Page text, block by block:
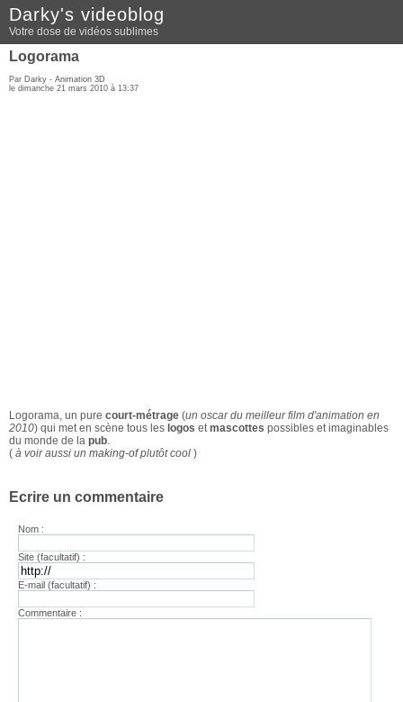
Darky's videoblog
Votre dose de vidéos sublimes
Logorama
Par Darky - Animation 3D
le dimanche 21 mars 2010 à 13:37
Logorama, un pure court-métrage (un oscar du meilleur film d'animation en
2010) qui met en scène tous les logos etmascottes possibles et imaginables
du monde de la pub.
( à voir aussi un making-ofplutôt cool )
Ecrire un commentaire
Nom :
Site (facultatif) :
E-mail (facultatif) :
Commentaire :